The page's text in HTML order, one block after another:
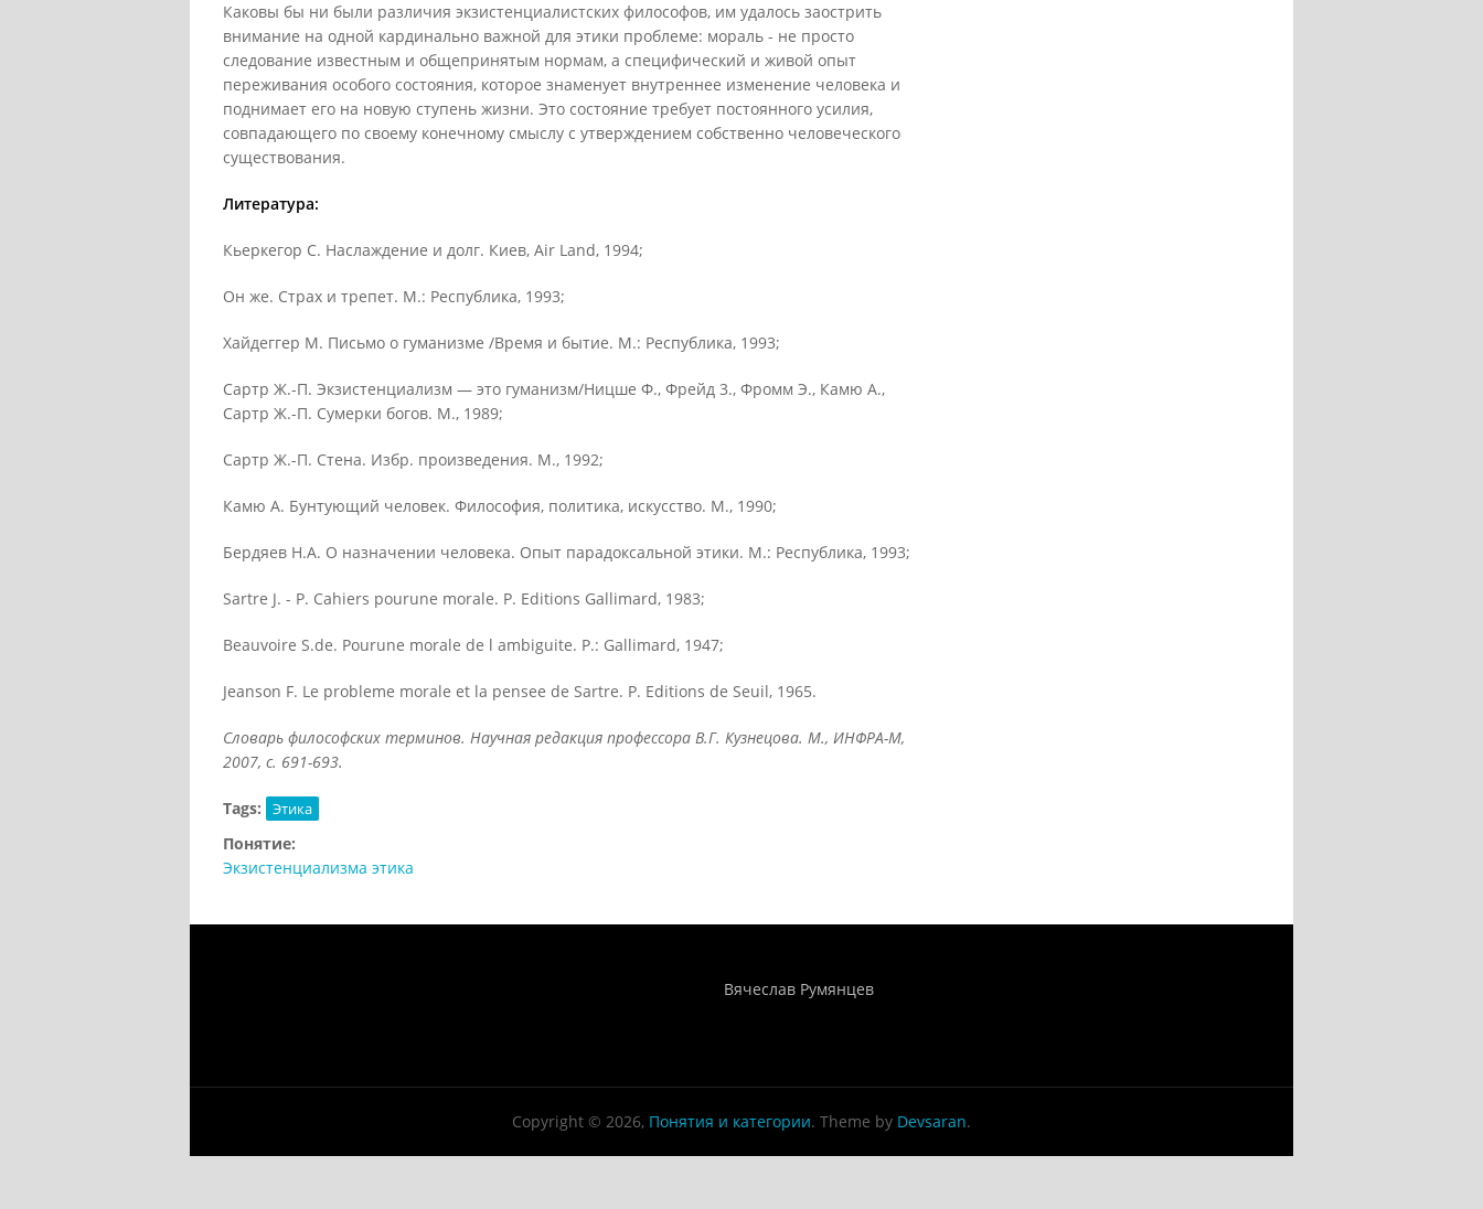
Каковы бы ни были различия экзистенциалистских философов, им удалось заострить
внимание на одной кардинально важной для этики проблеме: мораль - не просто
следование известным и общепринятым нормам, а специфический и живой опыт
переживания особого состояния, которое знаменует внутреннее изменение человека и
поднимает его на новую ступень жизни. Это состояние требует постоянного усилия,
совпадающего по своему конечному смыслу с утверждением собственно человеческого
существования.
Литература:
Кьеркегор С. Наслаждение и долг. Киев, Air Land, 1994;
Он же. Страх и трепет. М.: Республика, 1993;
Хайдеггер М. Письмо о гуманизме /Время и бытие. М.: Республика, 1993;
Сартр Ж.-П. Экзистенциализм — это гуманизм/Ницше Ф., Фрейд 3., Фромм Э., Камю А.,
Сартр Ж.-П. Сумерки богов. М., 1989;
Сартр Ж.-П. Стена. Избр. произведения. М., 1992;
Камю А. Бунтующий человек. Философия, политика, искусство. М., 1990;
Бердяев Н.А. О назначении человека. Опыт парадоксальной этики. М.: Республика, 1993;
Sartre J. - P. Cahiers pourune morale. P. Editions Gallimard, 1983;
Beauvoire S.de. Pourune morale de l ambiguite. P.: Gallimard, 1947;
Jeanson F. Le probleme morale et la pensee de Sartre. P. Editions de Seuil, 1965.
Словарь философских терминов. Научная редакция профессора В.Г. Кузнецова. М., ИНФРА-М,
2007, с. 691-693.
Tags: Этика
Понятие:
Экзистенциализма этика
Вячеслав Румянцев
Copyright © 2026, Понятия и категории. Theme by Devsaran.